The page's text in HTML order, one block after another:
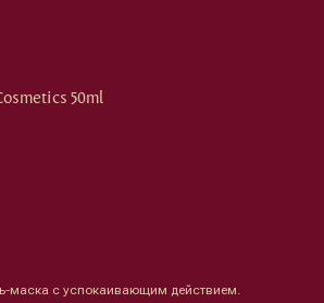
50ml
маска с успокаивающим действием.